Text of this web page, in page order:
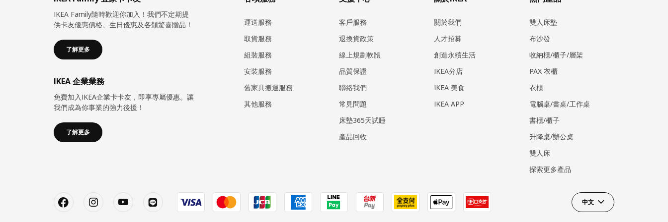
IKEA Family隨時歡迎你加入！我們不定期提
供卡友優惠價格、生日優惠及各類驚喜贈品！
了解更多
IKEA 企業業務
免費加入IKEA企業卡卡友，即享專屬優惠。讓
我們成為你事業的強力後援！
了解更多
運送服務
取貨服務
組裝服務
安裝服務
​舊家具搬運服務
其他服務
客戶服務
退換貨政策
線上規劃軟體
品質保證
聯絡我們
常見問題
床墊365天試睡
產品回收
關於我們
人才招募
創造永續生活
IKEA分店
IKEA 美食
IKEA APP
雙人床墊
布沙發
收納櫃/櫃子/層架
PAX 衣櫃
衣櫃
電腦桌/書桌/工作桌
書櫃/櫃子
升降桌/辦公桌
雙人床
探索更多產品
中文